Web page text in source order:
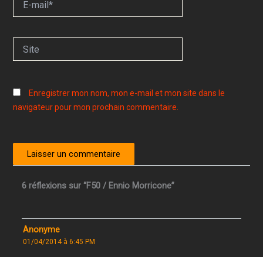
mail*
Enregistrer mon nom, mon e-mail et mon site dans le
navigateur pour mon prochain commentaire.
6 réflexions sur “F50 / Ennio Morricone”
Anonyme
01/04/2014 à 6:45 PM